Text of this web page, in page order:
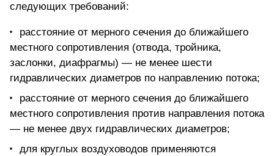
следующих требований:
расстояние от мерного сечения до ближайшего
местного сопротивления (отвода, тройника,
заслонки, диафрагмы) — не менее шести
гидравлических диаметров по направлению потока;
расстояние от мерного сечения до ближайшего
местного сопротивления против направления потока
— не менее двух гидравлических диаметров;
для круглых воздуховодов применяются